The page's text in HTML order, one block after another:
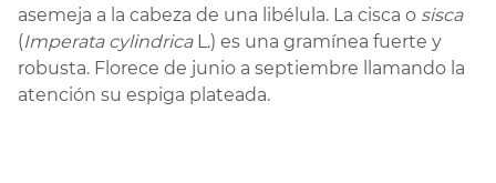
asemeja a la cabeza de una libélula. La cisca o sisca
(Imperata cylindricaL.) es una gramínea fuerte y
robusta. Florece de junio a septiembre llamando la
atención su espiga plateada.